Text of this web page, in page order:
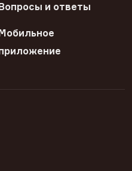
и ответы